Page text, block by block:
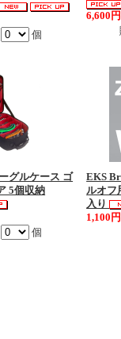
個
6,600
グルケース ゴ
5個収納
個
EKS
ルオフ
入り
1,100